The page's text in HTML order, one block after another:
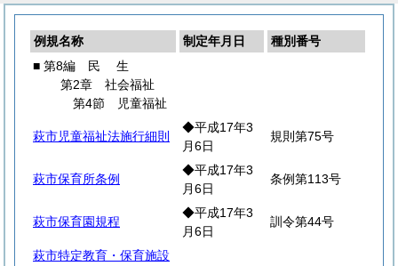
例規名称 制定年月日
種別番号
■ 第8編
民 生
第2章 社会福祉
第4節 児童福祉
萩市児童福祉法施行細則
◆平成17年3
月6日
規則第75号
萩市保育所条例
◆平成17年3
月6日
条例第113号
萩市保育園規程
◆平成17年3
月6日
訓令第44号
萩市特定教育・保育施設